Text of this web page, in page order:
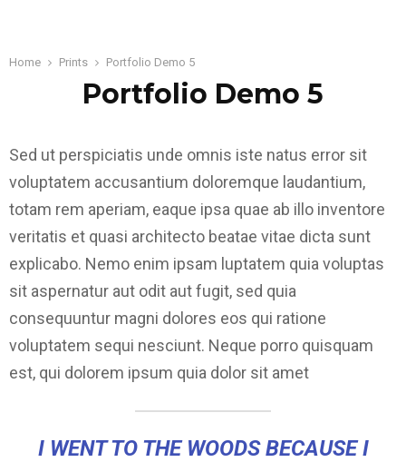
Home Prints Portfolio Demo 5
Portfolio Demo 5
Sed ut perspiciatis unde omnis iste natus error sit
voluptatem accusantium doloremque laudantium,
totam rem aperiam, eaque ipsa quae ab illo inventore
veritatis et quasi architecto beatae vitae dicta sunt
explicabo. Nemo enim ipsam luptatem quia voluptas
sit aspernatur aut odit aut fugit, sed quia
consequuntur magni dolores eos qui ratione
voluptatem sequi nesciunt. Neque porro quisquam
est, qui dolorem ipsum quia dolor sit amet
I WENT TO THE WOODS BECAUSE I